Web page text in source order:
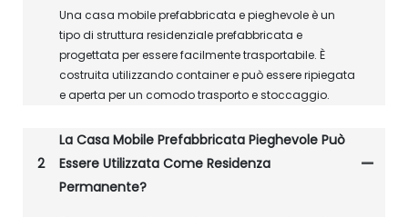
Una casa mobile prefabbricata e pieghevole è un
tipo di struttura residenziale prefabbricata e
progettata per essere facilmente trasportabile. È
costruita utilizzando container e può essere ripiegata
e aperta per un comodo trasporto e stoccaggio.
2
La Casa Mobile Prefabbricata Pieghevole Può
Essere Utilizzata Come Residenza
Permanente?